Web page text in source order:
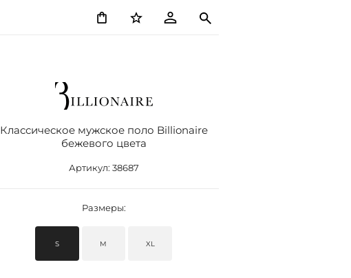
Классическое мужское поло Billionaire
бежевого цвета
Артикул: 38687
Размеры:
S M XL